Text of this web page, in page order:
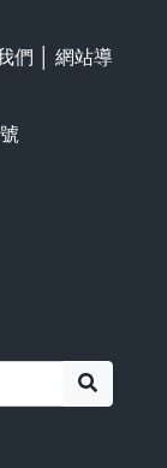
們
網站導